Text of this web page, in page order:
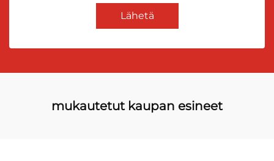
Lähetä
mukautetut kaupan esineet